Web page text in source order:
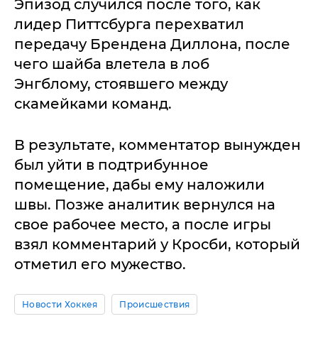
Эпизод случился после того, как
лидер Питтсбурга перехватил
передачу Брендена Диллона, после
чего шайба влетела в лоб
Энгблому, стоявшего между
скамейками команд.
В результате, комментатор вынужден
был уйти в подтрибунное
помещение, дабы ему наложили
швы. Позже аналитик вернулся на
свое рабочее место, а после игры
взял комментарий у Кросби, который
отметил его мужество.
Новости Хоккея Происшествия